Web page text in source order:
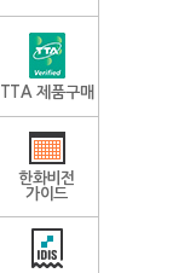
TTA 제품구매
한화비전
가이드